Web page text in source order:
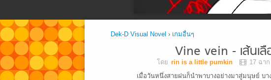
Dek-D Visual Novel › เกมอื่นๆ
Vine vein - เส้นเ
โดย rin is a little pumkin 17 ฉา
เมื่อวันหนึ่งสายฝนก็นำพาบางอย่างมาสู่มนุษย์ บา